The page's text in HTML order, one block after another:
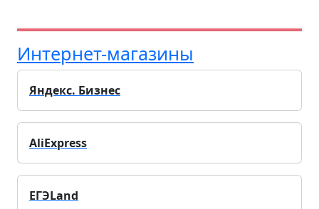
Интернет-магазины
Яндекс. Бизнес
AliExpress
ЕГЭLand